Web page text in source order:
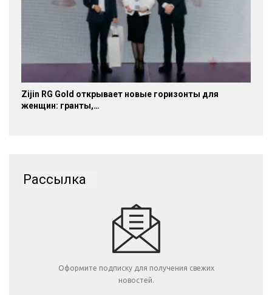
Zijin RG Gold открывает новые горизонты для
женщин: гранты,…
Рассылка
Оформите подписку для получения свежих
новостей.